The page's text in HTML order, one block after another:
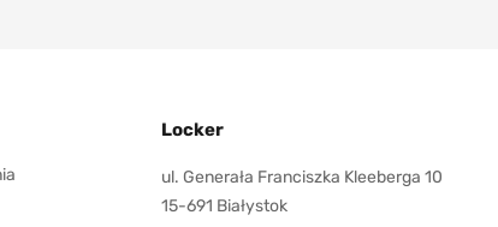
Locker
ul. Generała Franciszka Kleeberga 10
15-691 Białystok